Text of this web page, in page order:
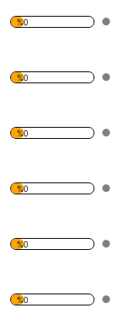
%0
%0
%0
%0
%0
%0